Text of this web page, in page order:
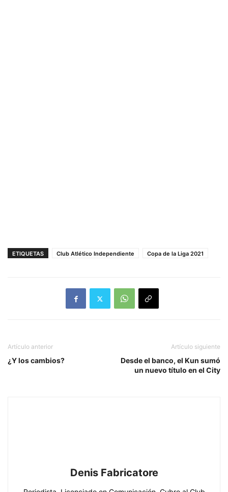
ETIQUETAS Club Atlético Independiente Copa de la Liga 2021
Artículo anterior
¿Y los cambios?
Artículo siguiente
Desde el banco, el Kun sumó
un nuevo título en el City
Denis Fabricatore